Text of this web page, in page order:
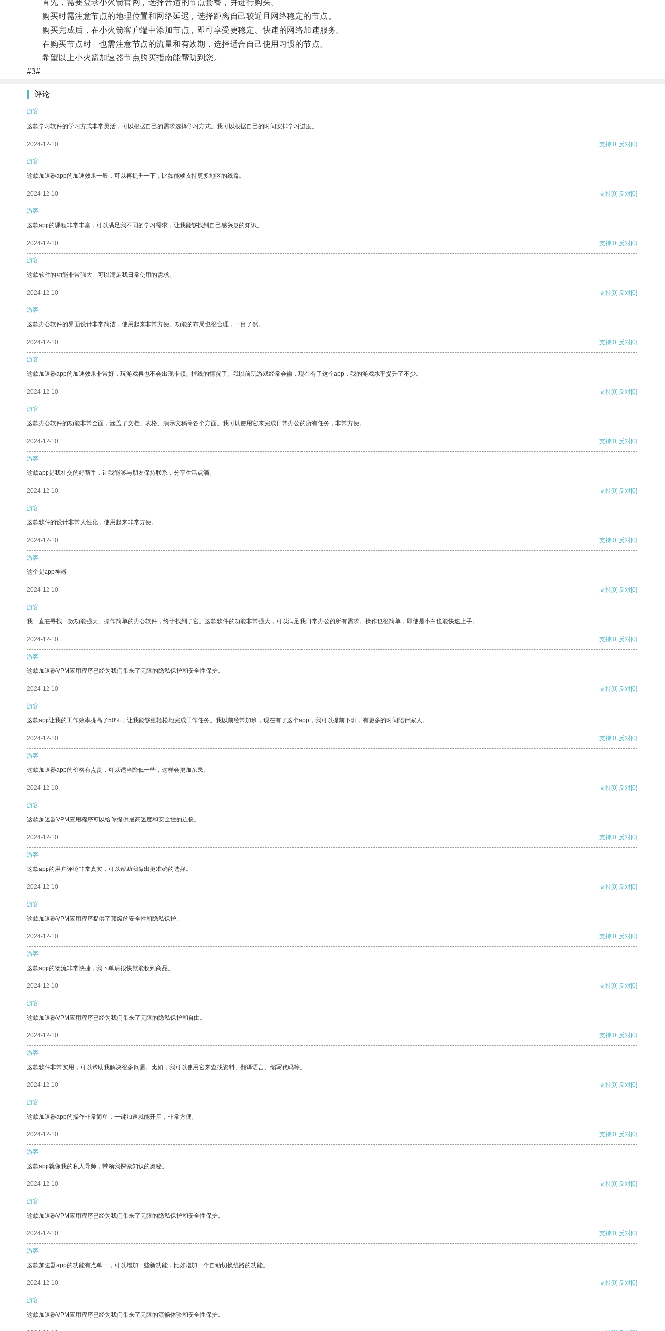
首先，需要登录小火箭官网，选择合适的节点套餐，并进行购买。
购买时需注意节点的地理位置和网络延迟，选择距离自己较近且网络稳定的节点。
购买完成后，在小火箭客户端中添加节点，即可享受更稳定、快速的网络加速服务。
在购买节点时，也需注意节点的流量和有效期，选择适合自己使用习惯的节点。
希望以上小火箭加速器节点购买指南能帮助到您。
#3#
评论
游客
这款学习软件的学习方式非常灵活，可以根据自己的需求选择学习方式。我可以根据自己的时间安排学习进度。
2024-12-10 支持[0] 反对[0]
游客
这款加速器app的加速效果一般，可以再提升一下，比如能够支持更多地区的线路。
2024-12-10 支持[0] 反对[0]
游客
这款app的课程非常丰富，可以满足我不同的学习需求，让我能够找到自己感兴趣的知识。
2024-12-10 支持[0] 反对[0]
游客
这款软件的功能非常强大，可以满足我日常使用的需求。
2024-12-10 支持[0] 反对[0]
游客
这款办公软件的界面设计非常简洁，使用起来非常方便。功能的布局也很合理，一目了然。
2024-12-10 支持[0] 反对[0]
游客
这款加速器app的加速效果非常好，玩游戏再也不会出现卡顿、掉线的情况了。我以前玩游戏经常会输，现在有了这个app，我的游戏水平提升了不少。
2024-12-10 支持[0] 反对[0]
游客
这款办公软件的功能非常全面，涵盖了文档、表格、演示文稿等各个方面。我可以使用它来完成日常办公的所有任务，非常方便。
2024-12-10 支持[0] 反对[0]
游客
这款app是我社交的好帮手，让我能够与朋友保持联系，分享生活点滴。
2024-12-10 支持[0] 反对[0]
游客
这款软件的设计非常人性化，使用起来非常方便。
2024-12-10 支持[0] 反对[0]
游客
这个是app神器
2024-12-10 支持[0] 反对[0]
游客
我一直在寻找一款功能强大、操作简单的办公软件，终于找到了它。这款软件的功能非常强大，可以满足我日常办公的所有需求。操作也很简单，即使是小白也能快速上手。
2024-12-10 支持[0] 反对[0]
游客
这款加速器VPM应用程序已经为我们带来了无限的隐私保护和安全性保护。
2024-12-10 支持[0] 反对[0]
游客
这款app让我的工作效率提高了50%，让我能够更轻松地完成工作任务。我以前经常加班，现在有了这个app，我可以提前下班，有更多的时间陪伴家人。
2024-12-10 支持[0] 反对[0]
游客
这款加速器app的价格有点贵，可以适当降低一些，这样会更加亲民。
2024-12-10 支持[0] 反对[0]
游客
这款加速器VPM应用程序可以给你提供最高速度和安全性的连接。
2024-12-10 支持[0] 反对[0]
游客
这款app的用户评论非常真实，可以帮助我做出更准确的选择。
2024-12-10 支持[0] 反对[0]
游客
这款加速器VPM应用程序提供了顶级的安全性和隐私保护。
2024-12-10 支持[0] 反对[0]
游客
这款app的物流非常快捷，我下单后很快就能收到商品。
2024-12-10 支持[0] 反对[0]
游客
这款加速器VPM应用程序已经为我们带来了无限的隐私保护和自由。
2024-12-10 支持[0] 反对[0]
游客
这款软件非常实用，可以帮助我解决很多问题。比如，我可以使用它来查找资料、翻译语言、编写代码等。
2024-12-10 支持[0] 反对[0]
游客
这款加速器app的操作非常简单，一键加速就能开启，非常方便。
2024-12-10 支持[0] 反对[0]
游客
这款app就像我的私人导师，带领我探索知识的奥秘。
2024-12-10 支持[0] 反对[0]
游客
这款加速器VPM应用程序已经为我们带来了无限的隐私保护和安全性保护。
2024-12-10 支持[0] 反对[0]
游客
这款加速器app的功能有点单一，可以增加一些新功能，比如增加一个自动切换线路的功能。
2024-12-10 支持[0] 反对[0]
游客
这款加速器VPM应用程序已经为我们带来了无限的流畅体验和安全性保护。